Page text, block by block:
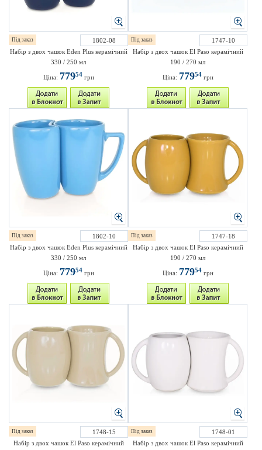
Під заказ
1802-08
Набір з двох чашок Eden Plus керамічний
330 / 250 мл
Ціна: 77954грн
Під заказ
1747-10
Набір з двох чашок El Paso керамічний
190 / 270 мл
Ціна: 77954грн
Під заказ
1802-10
Набір з двох чашок Eden Plus керамічний
330 / 250 мл
Ціна: 77954грн
Під заказ
1747-18
Набір з двох чашок El Paso керамічний
190 / 270 мл
Ціна: 77954грн
Під заказ
1748-15
Набір з двох чашок El Paso керамічний
Під заказ
1748-01
Набір з двох чашок El Paso керамічний